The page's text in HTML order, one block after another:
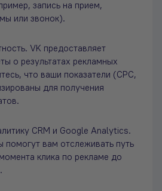
запись на прием,
или звонок).
VK предоставляет
о результатах рекламных
что ваши показатели (CPC,
для получения
CRM и Google Analytics.
помогут вам отслеживать путь
клика по рекламе до